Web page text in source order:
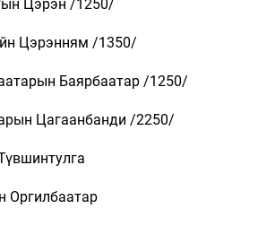
Цэрэн /1250/
Цэрэнням /1350/
Баярбаатар /1250/
Цагаанбанди /2250/
Оргилбаатар